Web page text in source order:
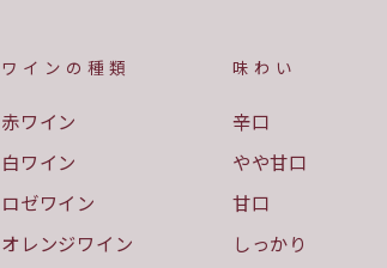
ワインの種類
赤ワイン
白ワイン
ロゼワイン
オレンジワイン
味わい
辛口
やや甘口
甘口
しっかり